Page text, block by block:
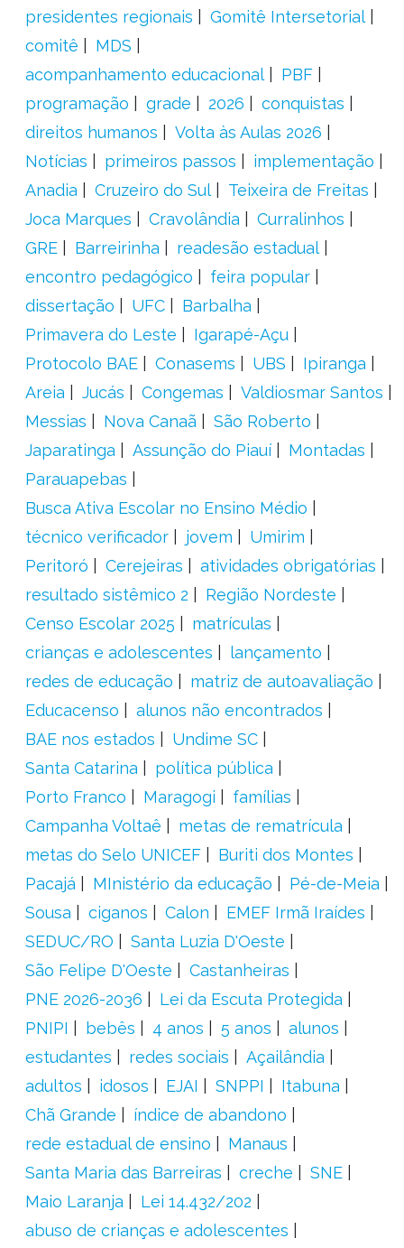
presidentes regionais
Gomitê Intersetorial
comitê
MDS
acompanhamento educacional
PBF
programação
grade 2026
conquistas
direitos humanos
Volta às Aulas 2026
Notícias
primeiros passos
implementação
Anadia
Cruzeiro do Sul
Teixeira de Freitas
Joca Marques
Cravolândia
Curralinhos
GRE
Barreirinha
readesão estadual
encontro pedagógico
feira popular
dissertação
UFC
Barbalha
Primavera do Leste
Igarapé-Açu
Protocolo BAE
Conasems UBS
Ipiranga
Areia
Jucás Congemas
Valdiosmar Santos
Messias
Nova Canaã
São Roberto
Japaratinga
Assunção do Piauí
Montadas
Parauapebas
Busca Ativa Escolar no Ensino Médio
técnico verificador
jovem
Umirim
Peritoró
Cerejeiras
atividades obrigatórias
resultado sistêmico 2
Região Nordeste
Censo Escolar 2025
matrículas
crianças e adolescentes
lançamento
redes de educação
matriz de autoavaliação
Educacenso
alunos não encontrados
BAE nos estados
Undime SC
Santa Catarina
política pública
Porto Franco
Maragogi
famílias
Campanha Voltaê
metas de rematrícula
metas do Selo UNICEF
Buriti dos Montes
Pacajá
MInistério da educação
Pé-de-Meia
Sousa
ciganos Calon
EMEF Irmã Iraídes
SEDUC/RO
Santa Luzia D'Oeste
São Felipe D'Oeste
Castanheiras
PNE 2026-2036
Lei da Escuta Protegida
PNIPI
bebês 4 anos 5 anos
alunos
estudantes
redes sociais
Açailândia
adultos
idosos EJAI SNPPI
Itabuna
Chã Grande
índice de abandono
rede estadual de ensino
Manaus
Santa Maria das Barreiras
creche
SNE
Maio Laranja
Lei 14.432/202
abuso de crianças e adolescentes